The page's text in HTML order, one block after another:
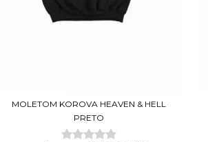
MOLETOM KOROVA HEAVEN & HELL
PRETO